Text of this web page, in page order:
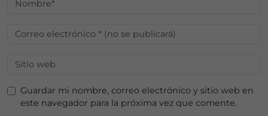
Guardar mi nombre, correo electrónico y sitio web en
este navegador para la próxima vez que comente.